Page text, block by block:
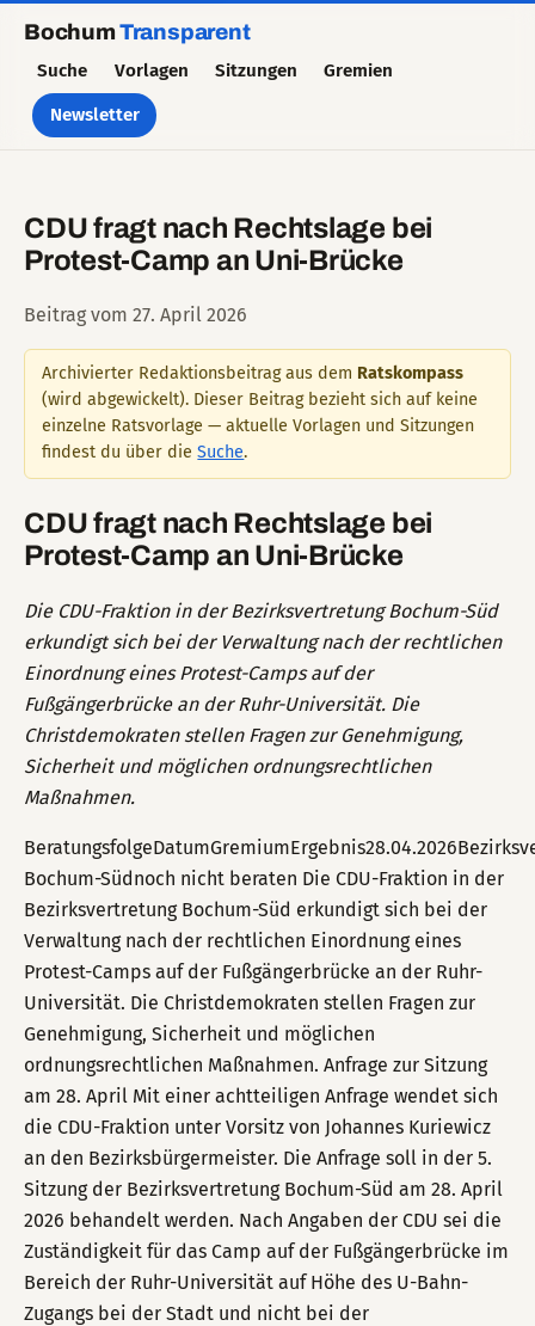
BochumTransparent
Suche Vorlagen Sitzungen Gremien
Newsletter
CDU fragt nach Rechtslage bei
Protest-Camp an Uni-Brücke
Beitrag vom 27. April 2026
Archivierter Redaktionsbeitrag aus dem Ratskompass
(wird abgewickelt). Dieser Beitrag bezieht sich auf keine
einzelne Rats­vorlage — aktuelle Vorlagen und Sitzungen
findest du über dieSuche.
CDU fragt nach Rechtslage bei
Protest-Camp an Uni-Brücke
Die CDU-Fraktion in der Bezirksvertretung Bochum-Süd
erkundigt sich bei der Verwaltung nach der rechtlichen
Einordnung eines Protest-Camps auf der
Fußgängerbrücke an der Ruhr-Universität. Die
Christdemokraten stellen Fragen zur Genehmigung,
Sicherheit und möglichen ordnungsrechtlichen
Maßnahmen.
Bochum-Südnoch nicht beraten Die CDU-Fraktion in der
Bezirksvertretung Bochum-Süd erkundigt sich bei der
Verwaltung nach der rechtlichen Einordnung eines
Protest-Camps auf der Fußgängerbrücke an der Ruhr-
Universität. Die Christdemokraten stellen Fragen zur
Genehmigung, Sicherheit und möglichen
ordnungsrechtlichen Maßnahmen. Anfrage zur Sitzung
am 28. April Mit einer achtteiligen Anfrage wendet sich
die CDU-Fraktion unter Vorsitz von Johannes Kuriewicz
an den Bezirksbürgermeister. Die Anfrage soll in der 5.
Sitzung der Bezirksvertretung Bochum-Süd am 28. April
2026 behandelt werden. Nach Angaben der CDU sei die
Zuständigkeit für das Camp auf der Fußgängerbrücke im
Bereich der Ruhr-Universität auf Höhe des U-Bahn-
Zugangs bei der Stadt und nicht bei der